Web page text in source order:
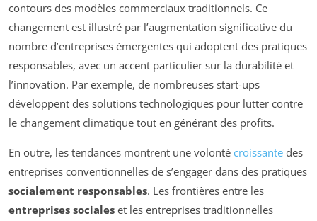
contours des modèles commerciaux traditionnels. Ce
changement est illustré par l’augmentation significative du
nombre d’entreprises émergentes qui adoptent des pratiques
responsables, avec un accent particulier sur la durabilité et
l’innovation. Par exemple, de nombreuses start-ups
développent des solutions technologiques pour lutter contre
le changement climatique tout en générant des profits.
En outre, les tendances montrent une volonté croissante des
entreprises conventionnelles de s’engager dans des pratiques
socialement responsables. Les frontières entre les
entreprises sociales et les entreprises traditionnelles